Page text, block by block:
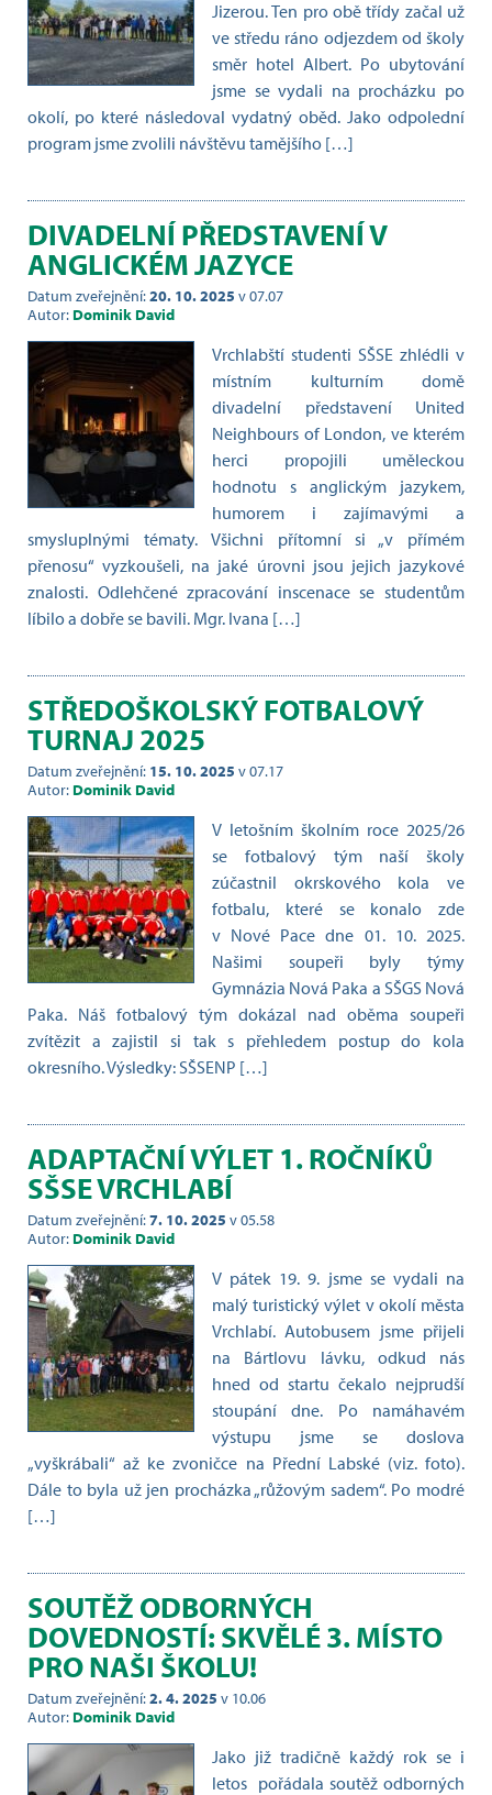
Jizerou. Ten pro obě třídy začal už
ve středu ráno odjezdem od školy
směr hotel Albert. Po ubytování
jsme se vydali na procházku po
okolí, po které následoval vydatný oběd. Jako odpolední
program jsme zvolili návštěvu tamějšího […]
DIVADELNÍ PŘEDSTAVENÍ V
ANGLICKÉM JAZYCE
Datum zveřejnění:20. 10. 2025 v 07.07
Autor: Dominik David
Vrchlabští studenti SŠSE zhlédli v
místním kulturním domě
divadelní představení United
Neighbours of London, ve kterém
herci propojili uměleckou
hodnotu s anglickým jazykem,
humorem i zajímavými a
smysluplnými tématy. Všichni přítomní si „v přímém
přenosu“ vyzkoušeli, na jaké úrovni jsou jejich jazykové
znalosti. Odlehčené zpracování inscenace se studentům
líbilo a dobře se bavili. Mgr. Ivana […]
STŘEDOŠKOLSKÝ FOTBALOVÝ
TURNAJ 2025
Datum zveřejnění: 15. 10. 2025 v 07.17
Autor: Dominik David
V letošním školním roce 2025/26
se fotbalový tým naší školy
zúčastnil okrskového kola ve
fotbalu, které se konalo zde
v Nové Pace dne 01. 10. 2025.
Našimi soupeři byly týmy
Gymnázia Nová Paka a SŠGS Nová
Paka. Náš fotbalový tým dokázal nad oběma soupeři
zvítězit a zajistil si tak s přehledem postup do kola
okresního. Výsledky: SŠSENP […]
ADAPTAČNÍ VÝLET 1. ROČNÍKŮ
SŠSE VRCHLABÍ
Datum zveřejnění:7. 10. 2025 v 05.58
Autor: Dominik David
V pátek 19. 9. jsme se vydali na
malý turistický výlet v okolí města
Vrchlabí. Autobusem jsme přijeli
na Bártlovu lávku, odkud nás
hned od startu čekalo nejprudší
stoupání dne. Po namáhavém
výstupu jsme se doslova
„vyškrábali“ až ke zvoničce na Přední Labské (viz. foto).
Dále to byla už jen procházka „růžovým sadem“. Po modré
[…]
SOUTĚŽ ODBORNÝCH
DOVEDNOSTÍ: SKVĚLÉ 3. MÍSTO
PRO NAŠI ŠKOLU!
Datum zveřejnění:2. 4. 2025 v 10.06
Autor: Dominik David
Jako již tradičně každý rok se i
letos pořádala soutěž odborných